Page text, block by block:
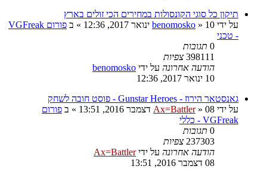
תיקון כל סוגי הקונסולות במחירים הכי זולים בארץ
על ידי
benomosko » 10 ינואר 2017, 12:36 » ב
פורום VGFreak
- טכני
0 תגובות
398111 צפיות
הודעה אחרונה על ידי benomosko
10 ינואר 2017, 12:36
גאנסטאר הירוז - Gunstar Heroes - פוסט חובה לשחק
על ידי
Ax=Battler» 08 דצמבר 2016, 13:51 » ב פורום
VGFreak - כללי
0 תגובות
237303 צפיות
הודעה אחרונה על ידיAx=Battler
08 דצמבר 2016, 13:51